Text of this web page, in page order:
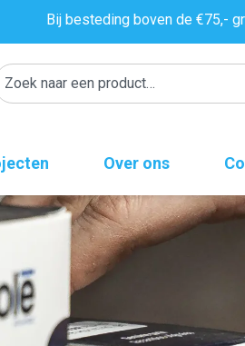
Bij besteding boven de €75,-
Over ons